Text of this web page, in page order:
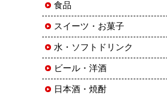
食品
スイーツ・お菓子
水・ソフトドリンク
ビール・洋酒
日本酒・焼酎